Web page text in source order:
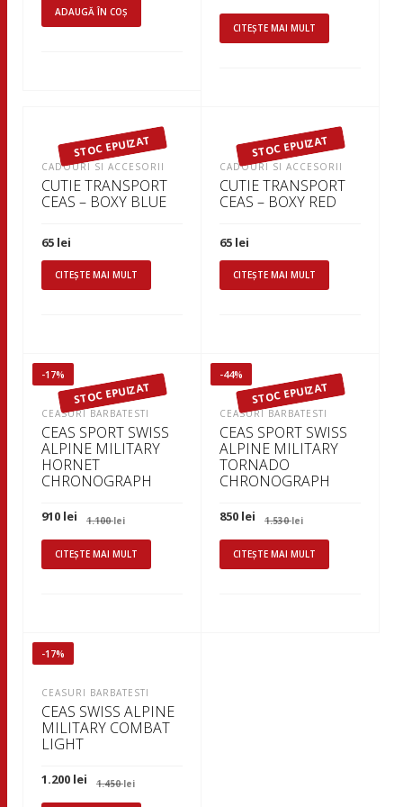
ADAUGĂ ÎN COȘ
CITEȘTE MAI MULT
STOC EPUIZAT
CADOURI SI ACCESORII
CUTIE TRANSPORT
CEAS – BOXY BLUE
65 lei
CITEȘTE MAI MULT
STOC EPUIZAT
CADOURI SI ACCESORII
CUTIE TRANSPORT
CEAS – BOXY RED
65 lei
CITEȘTE MAI MULT
-17%
STOC EPUIZAT
CEASURI BARBATESTI
CEAS SPORT SWISS
ALPINE MILITARY
HORNET
CHRONOGRAPH
1.100leiPrețul
inițial
a
fost:
1.100 lei.
910 lei Prețul
curent
este:
910 lei.
CITEȘTE MAI MULT
-44%
STOC EPUIZAT
CEASURI BARBATESTI
CEAS SPORT SWISS
ALPINE MILITARY
TORNADO
CHRONOGRAPH
1.530leiPrețul
inițial
a
fost:
1.530 lei.
850 lei Prețul
curent
este:
850 lei.
CITEȘTE MAI MULT
-17%
CEASURI BARBATESTI
CEAS SWISS ALPINE
MILITARY COMBAT
LIGHT
1.450leiPrețul
inițial
a
1.200 lei Prețul
curent
este: